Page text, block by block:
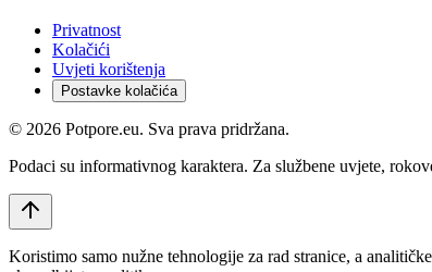
Privatnost
Kolačići
Uvjeti korištenja
Postavke kolačića
© 2026 Potpore.eu. Sva prava pridržana.
Podaci su informativnog karaktera. Za službene uvjete,
Koristimo samo nužne tehnologije za rad stranice, a